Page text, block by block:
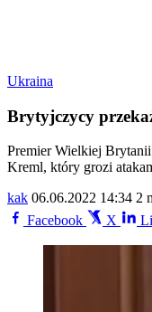
Ukraina
Brytyjczycy
Premier Wielkiej Brytanii
Kreml, który grozi
kak 06.06.2022 14:34 2
Facebook
X